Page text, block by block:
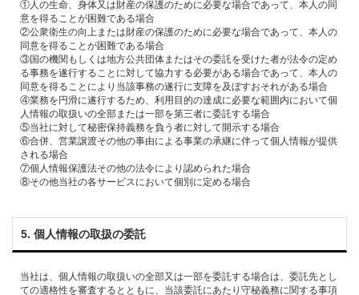
①⼈の⽣命、⾝体⼜は財産の保護のために必要な場合であって、本⼈の同
意を得ることが困難である場合
②公衆衛⽣の向上または財産の保護のために必要な場合であって、本⼈の
同意を得ることが困難である場合
③国の機関もしくは地⽅公共団体またはその委託を受けた者が法令の定め
る事務を遂⾏することに対して協⼒する必要がある場合であって、本⼈の
同意を得ることにより当該事務の遂⾏に⽀障を及ぼすおそれがある場合
④業務を円滑に遂⾏するため、利⽤⽬的の達成に必要な範囲内において個
⼈情報の取扱いの全部または⼀部を第三者に委託する場合
⑤当社に対して秘密保持義務を負う者に対して開⽰する場合
⑥合併、営業譲渡その他の事由による事業の承継に伴って個⼈情報が提供
される場合
⑦個⼈情報保護法その他の法令により認められた場合
5. 個⼈情報の取扱の委託
当社は、個⼈情報の取扱いの全部⼜は⼀部を委託する場合は、委託先とし
ての適格性を審査するとともに、当該委託にあたり守秘義務に関する事項